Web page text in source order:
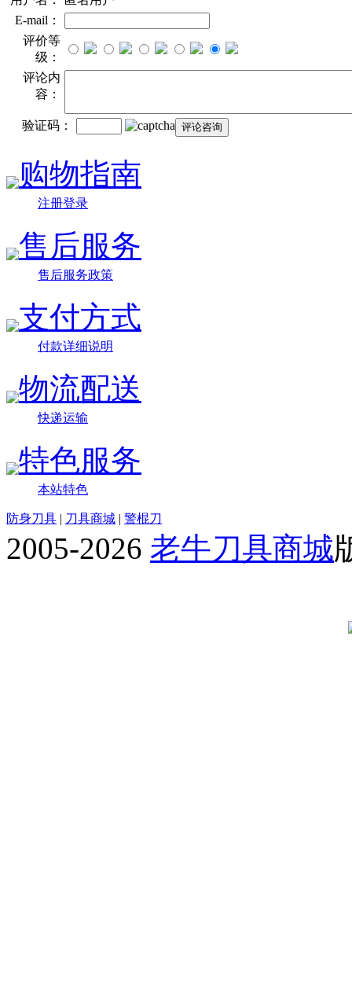
E-mail：
评价等
级：
评论内
容：
验证码：
购物指南
注册登录
售后服务
售后服务政策
支付方式
付款详细说明
物流配送
快递运输
特色服务
本站特色
防身刀具 | 刀具商城 | 警棍刀
2005-2026 老牛刀具商城